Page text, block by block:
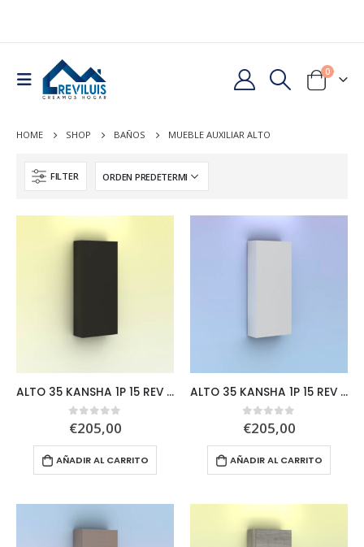
0
HOME SHOP BAÑOS MUEBLE AUXILIAR ALTO
FILTER
ALTO 35 KANSHA 1P 15 REV DCH ANTRACITA
0out of 5
€205,00
AÑADIR AL CARRITO
ALTO 35 KANSHA 1P 15 REV DCH BLANCO
0out of 5
€205,00
AÑADIR AL CARRITO